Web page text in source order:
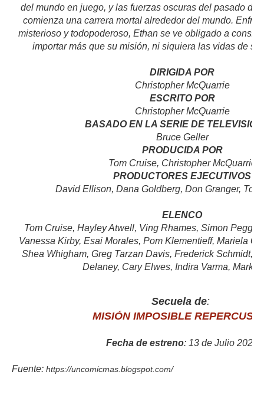
del mundo en juego, y las fuerzas oscuras del pasado de
comienza una carrera mortal alrededor del mundo.
misterioso y todopoderoso, Ethan se ve obligado a
importar más que su misión, ni siquiera las vidas de
DIRIGIDA POR
Christopher McQuarrie
ESCRITO POR
Christopher McQuarrie
BASADO EN LA SERIE DE
Bruce Geller
PRODUCIDA POR
Tom Cruise, Christopher McQuarrie
PRODUCTORES EJECUTIVOS
David Ellison, Dana Goldberg, Don Granger,
ELENCO
Tom Cruise, Hayley Atwell, Ving Rhames, Simon Pegg,
Vanessa Kirby, Esai Morales, Pom Klementieff, Mariela
Shea Whigham, Greg Tarzan Davis, Frederick Schmidt,
Delaney, Cary Elwes, Indira Varma, Mark
Secuela de:
MISIÓN IMPOSIBLE
Fecha de estreno: 13 de Julio 2023
Fuente: https://uncomicmas.blogspot.com/